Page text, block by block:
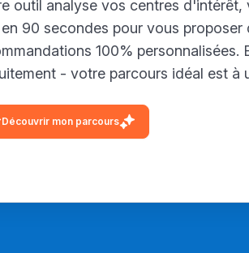
outil analyse vos centres
90 secondes pour vous proposer
100% personnalisées.
- votre parcours idéal est à
Découvrir mon parcours